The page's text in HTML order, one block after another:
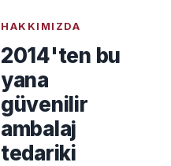
HAKKIMIZDA
2014'ten bu
yana
güvenilir
ambalaj
tedariki